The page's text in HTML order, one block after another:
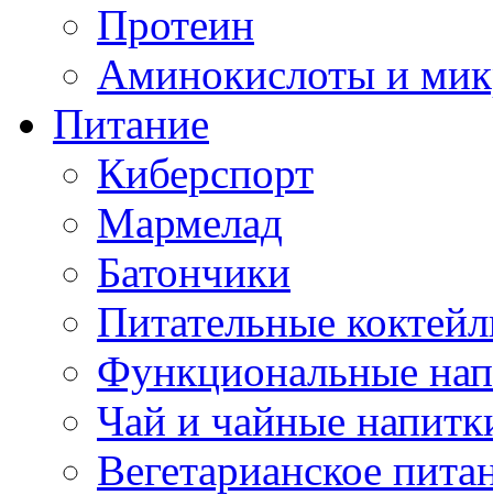
Протеин
Аминокислоты и
Питание
Киберспорт
Мармелад
Батончики
Питательные
Функциональные
Чай и чайные
Вегетарианское